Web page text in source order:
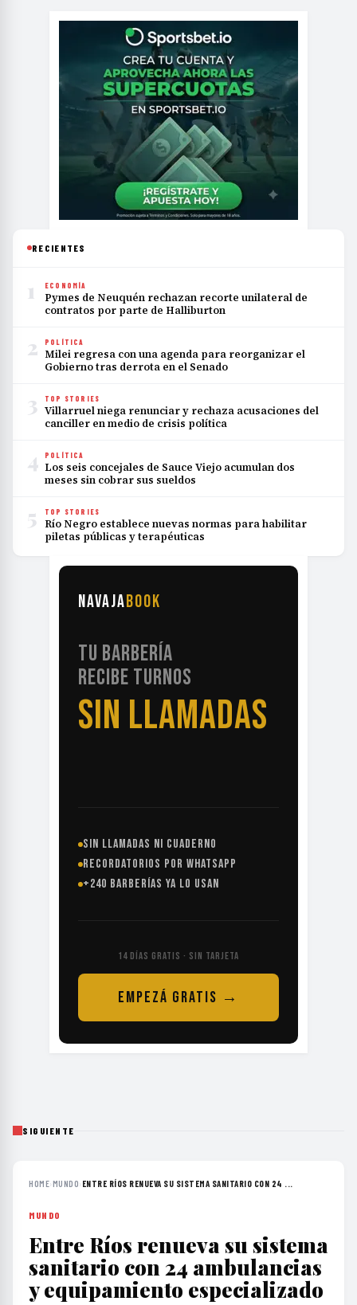
RECIENTES
1 ECONOMÍA
Pymes de Neuquén rechazan recorte unilateral de
contratos por parte de Halliburton
2 POLÍTICA
Milei regresa con una agenda para reorganizar el
Gobierno tras derrota en el Senado
3 TOP STORIES
Villarruel niega renunciar y rechaza acusaciones del
canciller en medio de crisis política
4 POLÍTICA
Los seis concejales de Sauce Viejo acumulan dos
meses sin cobrar sus sueldos
5 TOP STORIES
Río Negro establece nuevas normas para habilitar
piletas públicas y terapéuticas
NAVAJABOOK
TU BARBERÍA
RECIBE TURNOS
SIN LLAMADAS
SIN LLAMADAS NI CUADERNO
RECORDATORIOS POR WHATSAPP
+240 BARBERÍAS YA LO USAN
14 DÍAS GRATIS · SIN TARJETA
EMPEZÁ GRATIS →
SIGUIENTE
HOME›MUNDO› ENTRE RÍOS RENUEVA SU SISTEMA SANITARIO CON 24 ...
MUNDO
Entre Ríos renueva su sistema
sanitario con 24 ambulancias
y equipamiento especializado